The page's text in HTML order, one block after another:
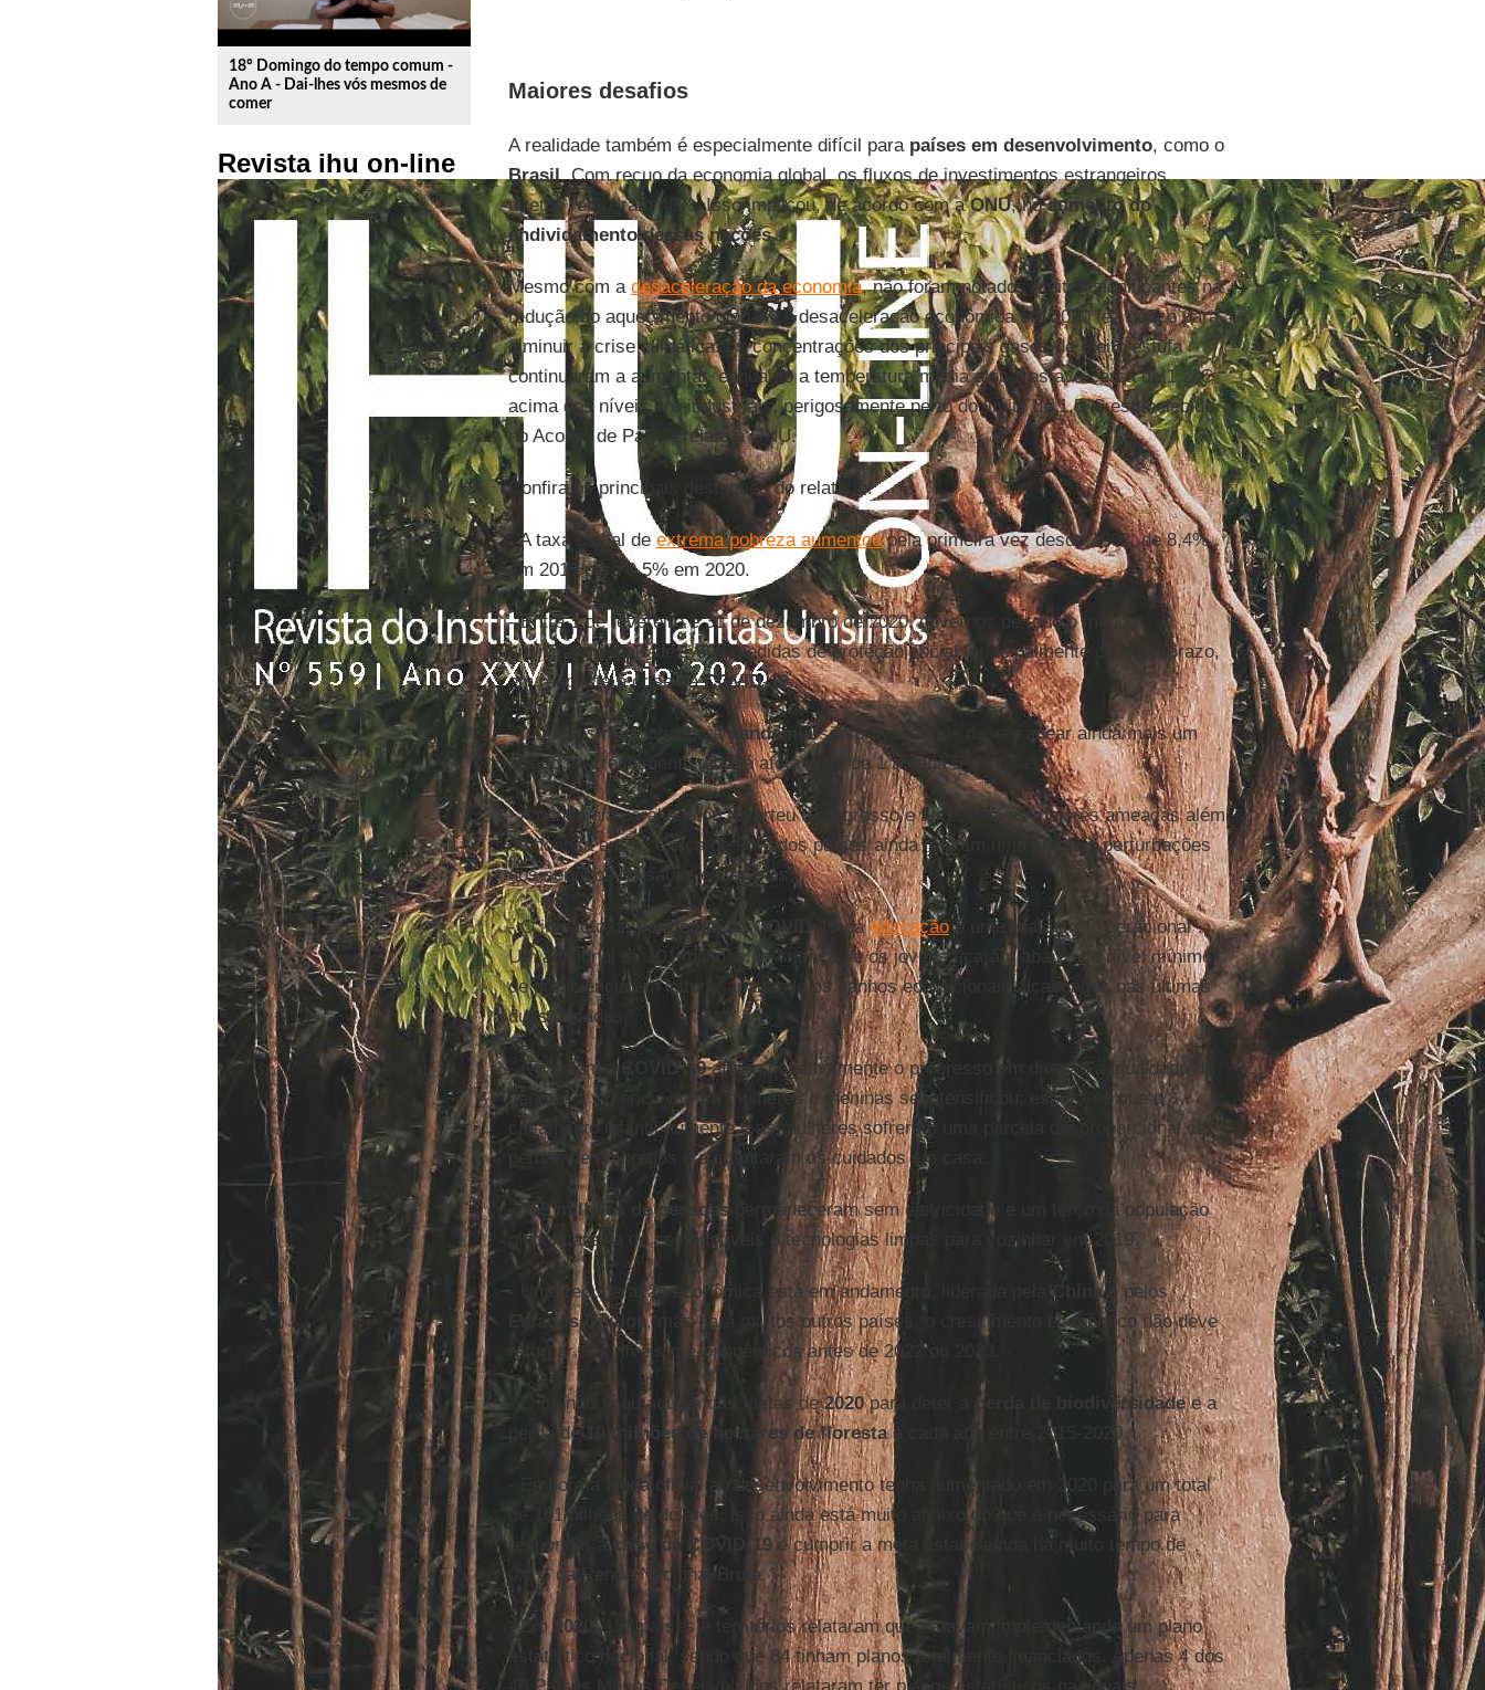
18º Domingo do tempo comum -
Ano A - Dai-lhes vós mesmos de
comer
Revista ihu on-line
Maiores desafios
A realidade também é especialmente difícil para países em desenvolvimento, como o
Brasil. Com recuo da economia global, os fluxos de investimentos estrangeiros
diretos reduziram 40%. Isso implicou, de acordo com aONU, noaumento do
endividamento dessas nações.
Mesmo com a desaceleração da economia, não foram notados efeitos significantes na
redução do aquecimento global. “A desaceleração econômica em 2020 fez pouco para
diminuir a crise climática. As concentrações dos principais gases de efeito estufa
continuaram a aumentar, enquanto a temperatura média global estava cerca de 1,2°C
acima dos níveis pré-industriais, perigosamente perto do limite de 1,5°C estabelecido
no Acordo de Paris”, relata a ONU.
Confira os principais destaques do relatório:
- A taxa global de extrema pobreza aumentoupela primeira vez desde 1998, de 8,4%
em 2019 para 9,5% em 2020.
- Entre 1 de fevereiro e 31 de dezembro de 2020, governos de todo o mundo
anunciaram mais de 1.600 medidas de proteção social, principalmente de curto prazo,
em resposta à crise daCOVID-19.
- Impactos relacionados àpandemiasão prováveis de desencadear ainda mais um
atraso no crescimento, que já afeta mais de 1 a cada 5 crianças
- A pandemia paralisou ou reverteu o progresso e apresenta as maiores ameaças além
da doença em si. Cerca de 90% dos países ainda relatam uma ou mais perturbações
dos serviços de saúde essenciais.
- O impacto dapandemia da COVID-19naeducaçãoé uma “catástrofe geracional”.
Um adicional de 101 milhões de crianças e os jovens ficaram abaixo do nível mínimo
de proficiência em leitura, apagando os ganhos educacionais alcançados nas últimas
duas décadas.
- A pandemia COVID-19afetou negativamente o progresso em direção à igualdade de
gênero: a violência contra mulheres e meninas se intensificou; espera-se que o
casamento infantil aumente e as mulheres sofreram uma parcela desproporcional de
perdas de empregos e aumentaram os cuidados em casa.
-759 milhões de pessoaspermaneceram sem eletricidade e um terço da população
global carecia de combustíveis e tecnologias limpas para cozinhar em 2019.
- Uma recuperação econômica está em andamento, liderada pela Chinae pelos
Estados Unidos, mas para muitos outros países, o crescimento econômico não deve
retornar aos níveis pré-pandêmicos antes de 2022 ou 2023.
- O mundo ficou aquém das metas de2020para deter a perda de biodiversidadee a
perda de
10 milhões de hectares de florestaa cada ano entre 2015-2020.
- Embora a ajuda oficial ao desenvolvimento tenha aumentado em 2020 para um total
de 161 bilhões de dólares, isso ainda está muito abaixo do que é necessário para
responder à crise da COVID-19e cumprir a meta estabelecida há muito tempo de
0,7% da Renda Nacional Bruta.
- Em2020
, 132 países e territórios relataram que estavam implementando um plano
estatístico nacional, sendo que 84 tinham planos totalmente financiados. Apenas 4 dos